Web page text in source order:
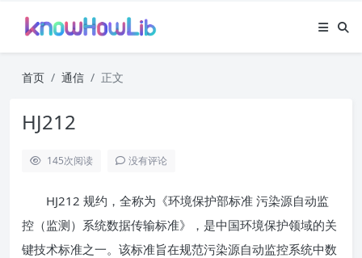
首页 通信 正文
HJ212
145次阅读 没有评论
HJ212 规约，全称为《环境保护部标准 污染源自动监
控（监测）系统数据传输标准》，是中国环境保护领域的关
键技术标准之一。该标准旨在规范污染源自动监控系统中数